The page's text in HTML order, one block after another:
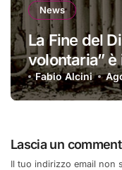
News
La Fine del
volontaria”
Fabio Alcini
Lascia un
Il tuo indirizzo email non